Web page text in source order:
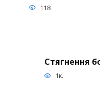
118
Стягнення
1к.